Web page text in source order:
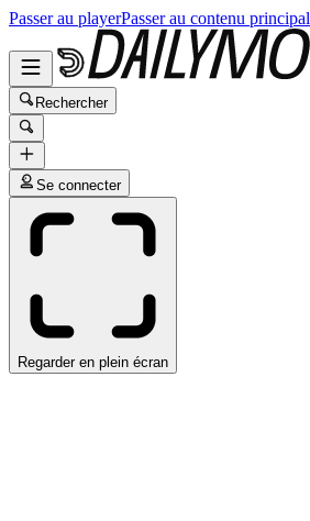
Passer au playerPasser au contenu principal
Rechercher
Se connecter
Regarder en plein écran